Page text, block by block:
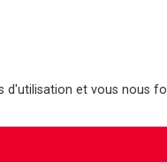
d'utilisation et vous nous